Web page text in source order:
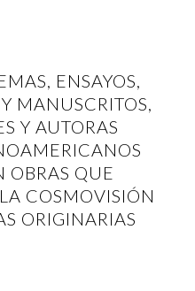
ENSAYOS,
MANUSCRITOS,
Y AUTORAS
OBRAS QUE
COSMOVISIÓN
ORIGINARIAS